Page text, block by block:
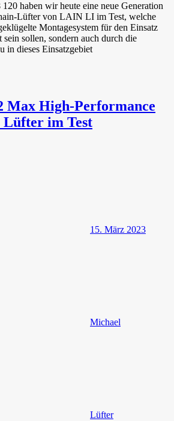
haben wir heute eine neue Generation
Lüfter von LAIN LI im Test, welche
Montagesystem für den Einsatz
sollen, sondern auch durch die
in dieses Einsatzgebiet
Max High-Performance
Lüfter im Test
15. März 2023
Michael
Lüfter